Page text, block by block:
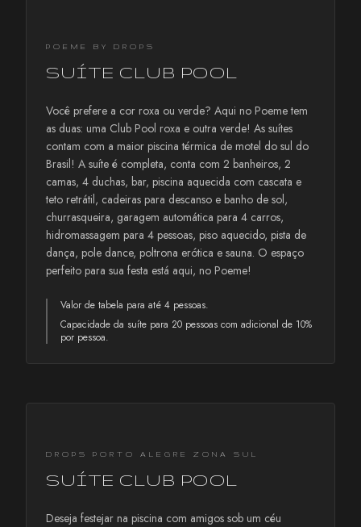
POEME BY DROPS
SUÍTE CLUB POOL
Você prefere a cor roxa ou verde? Aqui no Poeme tem
as duas: uma Club Pool roxa e outra verde! As suítes
contam com a maior piscina térmica de motel do sul do
Brasil! A suíte é completa, conta com 2 banheiros, 2
camas, 4 duchas, bar, piscina aquecida com cascata e
teto retrátil, cadeiras para descanso e banho de sol,
churrasqueira, garagem automática para 4 carros,
hidromassagem para 4 pessoas, piso aquecido, pista de
dança, pole dance, poltrona erótica e sauna. O espaço
perfeito para sua festa está aqui, no Poeme!
Valor de tabela para até 4 pessoas.
Capacidade da suíte para 20 pessoas com adicional de 10%
por pessoa.
DROPS PORTO ALEGRE ZONA SUL
SUÍTE CLUB POOL
Deseja festejar na piscina com amigos sob um céu